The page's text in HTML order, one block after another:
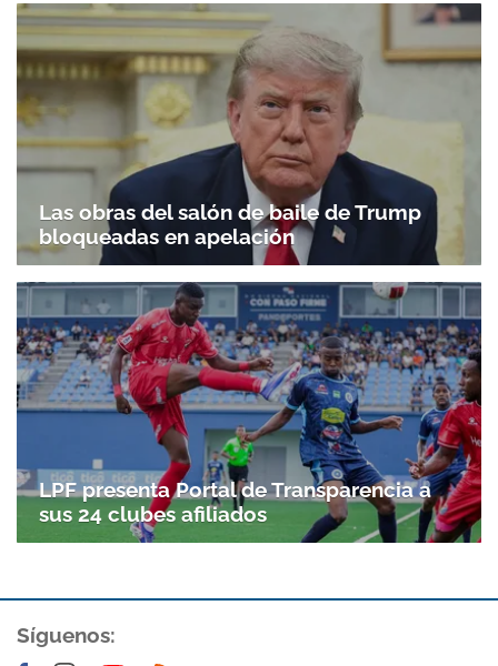
Gracias por suscribirte a nuestro boletín.
ACEPTAR
Las obras del salón de baile de Trump
bloqueadas en apelación
LPF presenta Portal de Transparencia a
sus 24 clubes afiliados
Síguenos: